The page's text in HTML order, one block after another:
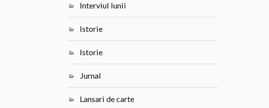
Interviul lunii
Istorie
Istorie
Jurnal
Lansari de carte